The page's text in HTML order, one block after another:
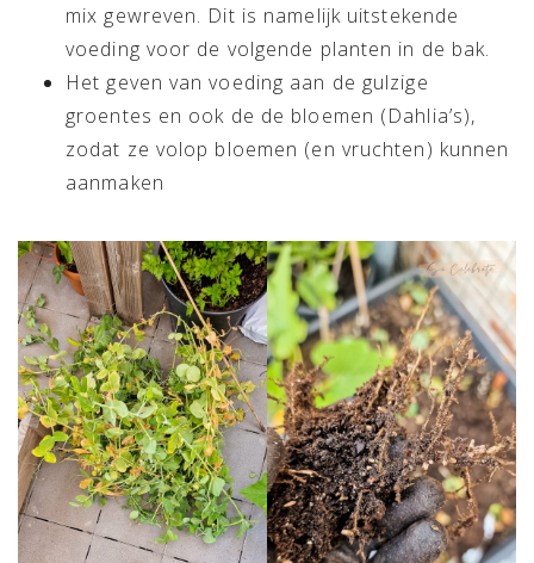
mix gewreven. Dit is namelijk uitstekende
voeding voor de volgende planten in de bak.
Het geven van voeding aan de gulzige
groentes en ook de de bloemen (Dahlia’s),
zodat ze volop bloemen (en vruchten) kunnen
aanmaken